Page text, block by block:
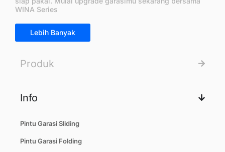
WINA Series
Lebih Banyak
Produk
Info
Pintu Garasi Sliding
Pintu Garasi Folding